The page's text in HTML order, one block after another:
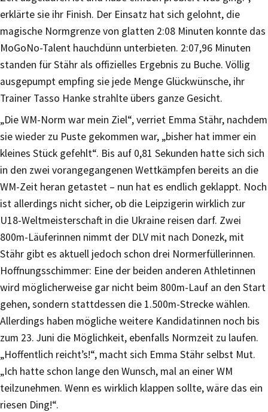
erklärte sie ihr Finish. Der Einsatz hat sich gelohnt, die
magische Normgrenze von glatten 2:08 Minuten konnte das
MoGoNo-Talent hauchdünn unterbieten. 2:07,96 Minuten
standen für Stähr als offizielles Ergebnis zu Buche. Völlig
ausgepumpt empfing sie jede Menge Glückwünsche, ihr
Trainer Tasso Hanke strahlte übers ganze Gesicht.
„Die WM-Norm war mein Ziel“, verriet Emma Stähr, nachdem
sie wieder zu Puste gekommen war, „bisher hat immer ein
kleines Stück gefehlt“. Bis auf 0,81 Sekunden hatte sich sich
in den zwei vorangegangenen Wettkämpfen bereits an die
WM-Zeit heran getastet – nun hat es endlich geklappt. Noch
ist allerdings nicht sicher, ob die Leipzigerin wirklich zur
U18-Weltmeisterschaft in die Ukraine reisen darf. Zwei
800m-Läuferinnen nimmt der DLV mit nach Donezk, mit
Stähr gibt es aktuell jedoch schon drei Normerfüllerinnen.
Hoffnungsschimmer: Eine der beiden anderen Athletinnen
wird möglicherweise gar nicht beim 800m-Lauf an den Start
gehen, sondern stattdessen die 1.500m-Strecke wählen.
Allerdings haben mögliche weitere Kandidatinnen noch bis
zum 23. Juni die Möglichkeit, ebenfalls Normzeit zu laufen.
„Hoffentlich reicht’s!“, macht sich Emma Stähr selbst Mut.
„Ich hatte schon lange den Wunsch, mal an einer WM
teilzunehmen. Wenn es wirklich klappen sollte, wäre das ein
riesen Ding!“.